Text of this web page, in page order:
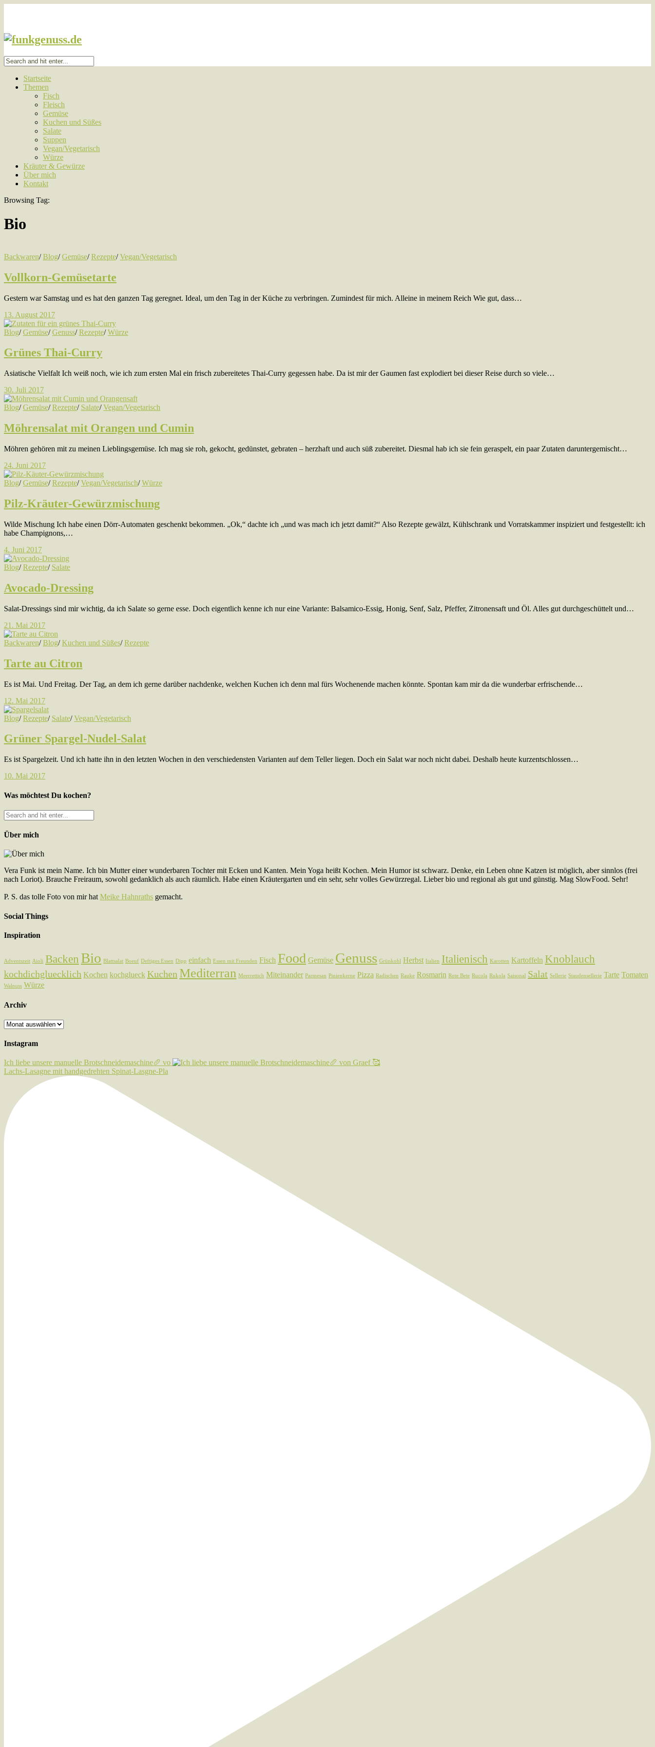
Startseite
Themen
Fisch
Fleisch
Gemüse
Kuchen und Süßes
Salate
Suppen
Vegan/Vegetarisch
Würze
Kräuter & Gewürze
Über mich
Kontakt
Browsing Tag:
Bio
Backwaren/ Blog/ Gemüse/ Rezepte/ Vegan/Vegetarisch
Vollkorn-Gemüsetarte
Gestern war Samstag und es hat den ganzen Tag geregnet. Ideal, um den Tag in der Küche zu verbringen. Zumindest für mich. Alleine in meinem Reich Wie gut, dass…
13. August 2017
Blog/ Gemüse/ Genuss/ Rezepte/ Würze
Grünes Thai-Curry
Asiatische Vielfalt Ich weiß noch, wie ich zum ersten Mal ein frisch zubereitetes Thai-Curry gegessen habe. Da ist mir der Gaumen fast explodiert bei dieser Reise durch so viele…
30. Juli 2017
Blog/ Gemüse/ Rezepte/ Salate/ Vegan/Vegetarisch
Möhrensalat mit Orangen und Cumin
Möhren gehören mit zu meinen Lieblingsgemüse. Ich mag sie roh, gekocht, gedünstet, gebraten – herzhaft und auch süß zubereitet. Diesmal hab ich sie fein geraspelt, ein paar Zutaten daruntergemischt…
24. Juni 2017
Blog/ Gemüse/ Rezepte/ Vegan/Vegetarisch/ Würze
Pilz-Kräuter-Gewürzmischung
Wilde Mischung Ich habe einen Dörr-Automaten geschenkt bekommen. „Ok,“ dachte ich „und was mach ich jetzt damit?“ Also Rezepte gewälzt, Kühlschrank und Vorratskammer inspiziert und festgestellt: ich
habe Champignons,…
4. Juni 2017
Blog/ Rezepte/ Salate
Avocado-Dressing
Salat-Dressings sind mir wichtig, da ich Salate so gerne esse. Doch eigentlich kenne ich nur eine Variante: Balsamico-Essig, Honig, Senf, Salz, Pfeffer, Zitronensaft und Öl. Alles gut durchgeschüttelt und…
21. Mai 2017
Backwaren/ Blog/ Kuchen und Süßes/ Rezepte
Tarte au Citron
Es ist Mai. Und Freitag. Der Tag, an dem ich gerne darüber nachdenke, welchen Kuchen ich denn mal fürs Wochenende machen könnte. Spontan kam mir da die wunderbar erfrischende…
12. Mai 2017
Blog/ Rezepte/ Salate/ Vegan/Vegetarisch
Grüner Spargel-Nudel-Salat
Es ist Spargelzeit. Und ich hatte ihn in den letzten Wochen in den verschiedensten Varianten auf dem Teller liegen. Doch ein Salat war noch nicht dabei. Deshalb heute kurzentschlossen…
10. Mai 2017
Was möchtest Du kochen?
Über mich
Vera Funk ist mein Name. Ich bin Mutter einer wunderbaren Tochter mit Ecken und Kanten. Mein Yoga heißt Kochen. Mein Humor ist schwarz. Denke, ein Leben ohne Katzen ist möglich, aber sinnlos (frei
nach Loriot). Brauche Freiraum, sowohl gedanklich als auch räumlich. Habe einen Kräutergarten und ein sehr, sehr volles Gewürzregal. Lieber bio und regional als gut und günstig. Mag SlowFood. Sehr!
P. S. das tolle Foto von mir hatMeike Hahnraths gemacht.
Social Things
Inspiration
Adventszeit Aioli Backen Bio Blattsalat Boeuf Deftiges Essen Dipp einfach Essen mit Freunden Fisch Food Gemüse Genuss Grünkohl Herbst Italien Italienisch Karotten Kartoffeln Knoblauch
kochdichgluecklich Kochen kochglueck Kuchen Mediterran Meerrettich Miteinander Parmesan Pinienkerne Pizza Radischen Rauke Rosmarin Rote Bete Rucola Rukola Saisonal Salat Sellerie Staudensellerie Tarte Tomaten
Walnuss Würze
Archiv
Archiv
Instagram
Ich liebe unsere manuelle Brotschneidemaschine🥖 vo
Lachs-Lasagne mit handgedrehten Spinat-Lasgne-Pla